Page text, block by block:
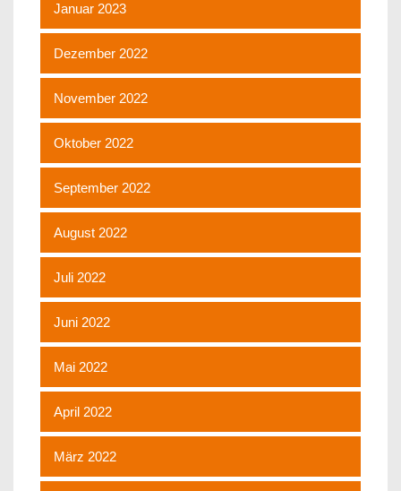
Januar 2023
Dezember 2022
November 2022
Oktober 2022
September 2022
August 2022
Juli 2022
Juni 2022
Mai 2022
April 2022
März 2022